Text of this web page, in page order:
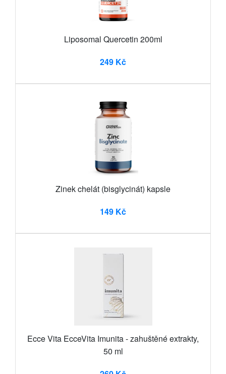
Liposomal Quercetin 200ml
249 Kč
Zinek chelát (bisglycinát) kapsle
149 Kč
Ecce Vita EcceVita Imunita - zahuštěné extrakty,
50 ml